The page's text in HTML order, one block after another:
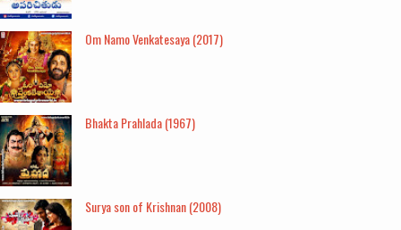
Om Namo Venkatesaya (2017)
Bhakta Prahlada (1967)
Surya son of Krishnan (2008)